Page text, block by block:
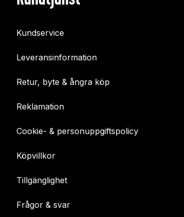
Kundservice
Leveransinformation
Retur, byte & ångra köp
Reklamation
Cookie- & personuppgiftspolicy
Köpvillkor
Tillgänglighet
Frågor & svar